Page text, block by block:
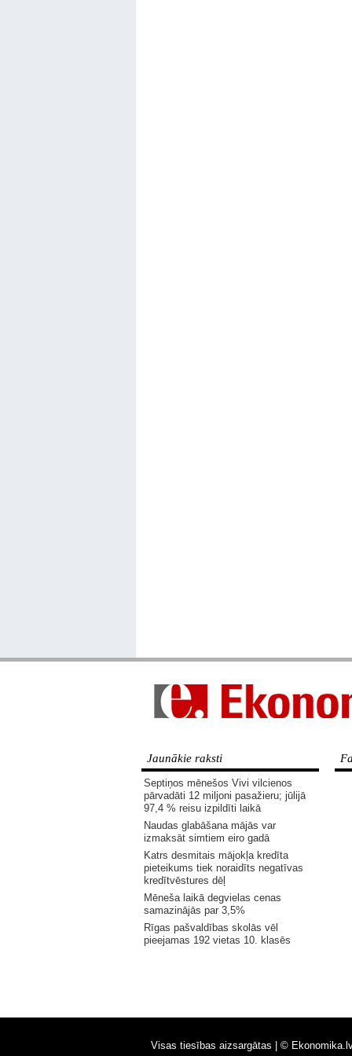
Jaunākie raksti
Septiņos mēnešos Vivi vilcienos
pārvadāti 12 miljoni pasažieru; jūlijā
97,4 % reisu izpildīti laikā
Naudas glabāšana mājās var
izmaksāt simtiem eiro gadā
Katrs desmitais mājokļa kredīta
pieteikums tiek noraidīts negatīvas
kredītvēstures dēļ
Mēneša laikā degvielas cenas
samazinājās par 3,5%
Rīgas pašvaldības skolās vēl
pieejamas 192 vietas 10. klasēs
Visas tiesības aizsargātas | ©